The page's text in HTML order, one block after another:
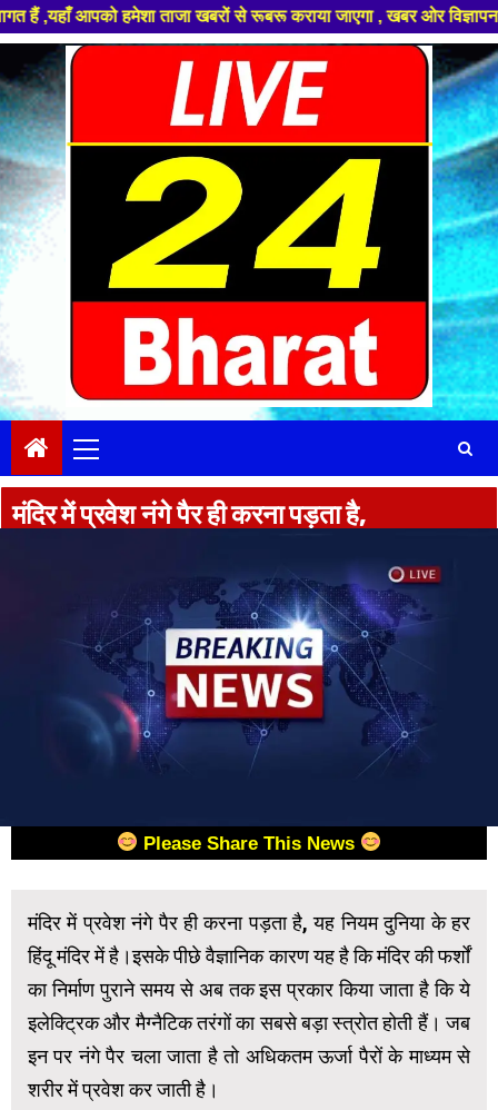
हमेशा ताजा खबरों से रूबरू कराया जाएगा , खबर ओर विज्ञापन के लिए
to
content
Menu
मंदिर में प्रवेश नंगे पैर ही करना पड़ता है,
Please Share This News
मंदिर में प्रवेश नंगे पैर ही करना पड़ता है, यह नियम दुनिया के हर
हिंदू मंदिर में है।इसके पीछे वैज्ञानिक कारण यह है कि मंदिर की फर्शों
का निर्माण पुराने समय से अब तक इस प्रकार किया जाता है कि ये
इलेक्ट्रिक और मैग्नैटिक तरंगों का सबसे बड़ा स्त्रोत होती हैं। जब
इन पर नंगे पैर चला जाता है तो अधिकतम ऊर्जा पैरों के माध्यम से
शरीर में प्रवेश कर जाती है।